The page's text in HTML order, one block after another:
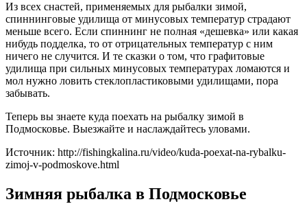
Из всех снастей, применяемых для рыбалки зимой,
спиннинговые удилища от минусовых температур страдают
меньше всего. Если спиннинг не полная «дешевка» или какая
нибудь подделка, то от отрицательных температур с ним
ничего не случится. И те сказки о том, что графитовые
удилища при сильных минусовых температурах ломаются и
мол нужно ловить стеклопластиковыми удилищами, пора
забывать.
Теперь вы знаете куда поехать на рыбалку зимой в
Подмосковье. Выезжайте и наслаждайтесь уловами.
Источник: http://fishingkalina.ru/video/kuda-poexat-na-rybalku-
zimoj-v-podmoskove.html
Зимняя рыбалка в Подмосковье